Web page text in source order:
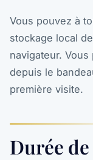
Vous pouvez à
stockage local
navigateur.
depuis le
première visite.
Durée